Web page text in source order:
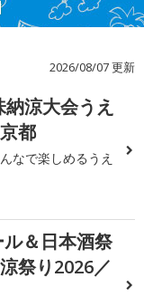
2026/08/07 更新
涼大会うえ
都
なで楽しめるうえ
＆日本酒祭
祭り2026／